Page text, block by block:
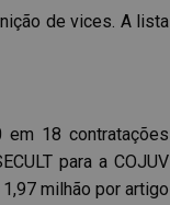
de vices. A lista
em 18 contratações
para a COJUV
milhão por artigo